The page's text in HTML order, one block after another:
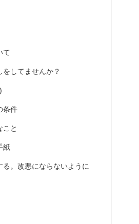
て
をしてませんか？
条件
こと
紙
る。改悪にならないように